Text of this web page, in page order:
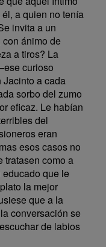
a quien no tenía
invita a un
ánimo de
a tiros? La
curioso
a cada
sorbo del zumo
eficaz. Le habían
del
eran
esos casos no
tratasen como a
que le
la mejor
que a la
conversación se
de labios